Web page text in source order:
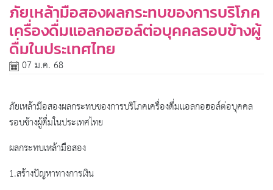
ภัยเหล้ามือสองผลกระทบของการบริโภค
เครื่องดื่มแอลกอฮอล์ต่อบุคคลรอบข้างผู้
ดื่มในประเทศไทย
07 ม.ค. 68
ภัยเหล้ามือสองผลกระทบของการบริโภคเครื่องดื่มแอลกอฮอล์ต่อบุคคล
รอบข้างผู้ดื่มในประเทศไทย
ผลกระทบเหล้ามือสอง
1.สร้างปัญหาทางการเงิน